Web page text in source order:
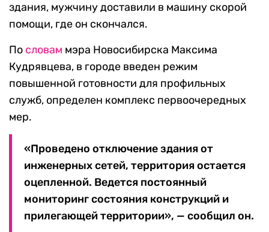
здания, мужчину доставили в машину скорой
помощи, где он скончался.
По словам мэра Новосибирска Максима
Кудрявцева, в городе введен режим
повышенной готовности для профильных
служб, определен комплекс первоочередных
мер.
«Проведено отключение здания от
инженерных сетей, территория остается
оцепленной. Ведется постоянный
мониторинг состояния конструкций и
прилегающей территории», — сообщил он.